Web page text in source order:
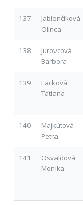
137
Jablončíková
Olinca
138
Jurovcová
Barbora
139
Lacková
Tatiana
140
Majkútová
Petra
141
Osvaldová
Monika